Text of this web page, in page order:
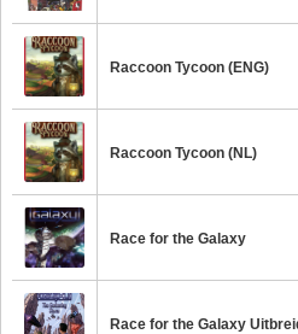
Raccoon Tycoon (ENG)
Raccoon Tycoon (NL)
Race for the Galaxy
Race for the Galaxy